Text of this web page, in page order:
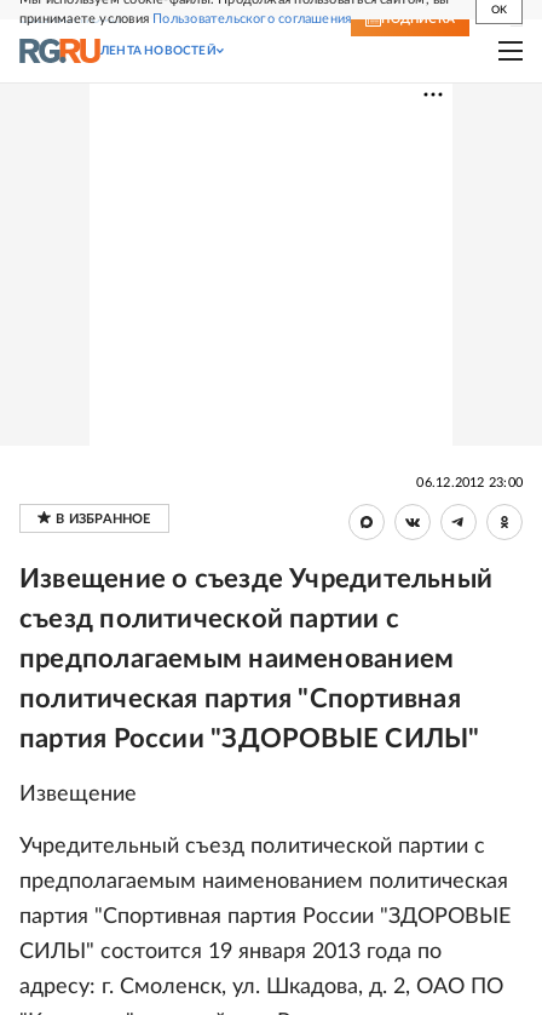
принимаете условия Пользовательского соглашения
OK
СВЕЖИЙ НОМЕР ПОДПИСКА
ЛЕНТА НОВОСТЕЙ
06.12.2012 23:00
Извещение о съезде Учредительный
съезд политической партии с
предполагаемым наименованием
политическая партия "Спортивная
партия России "ЗДОРОВЫЕ СИЛЫ"
Извещение
Учредительный съезд политической партии с
предполагаемым наименованием политическая
партия "Спортивная партия России "ЗДОРОВЫЕ
СИЛЫ" состоится 19 января 2013 года по
адресу: г. Смоленск, ул. Шкадова, д. 2, ОАО ПО